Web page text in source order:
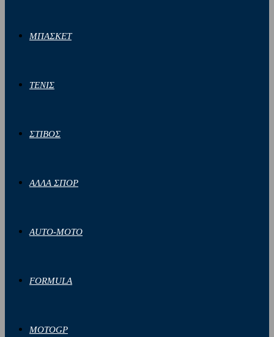
ΜΠΑΣΚΕΤ
ΤΕΝΙΣ
ΣΤΙΒΟΣ
ΑΛΛΑ ΣΠΟΡ
AUTO-MOTO
FORMULA
MOTOGP